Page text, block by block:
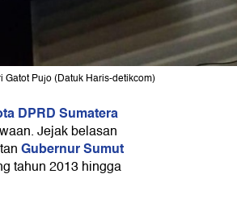
Pujo (Datuk Haris-detikcom)
DPRD Sumatera
Jejak belasan
Gubernur Sumut
tahun 2013 hingga